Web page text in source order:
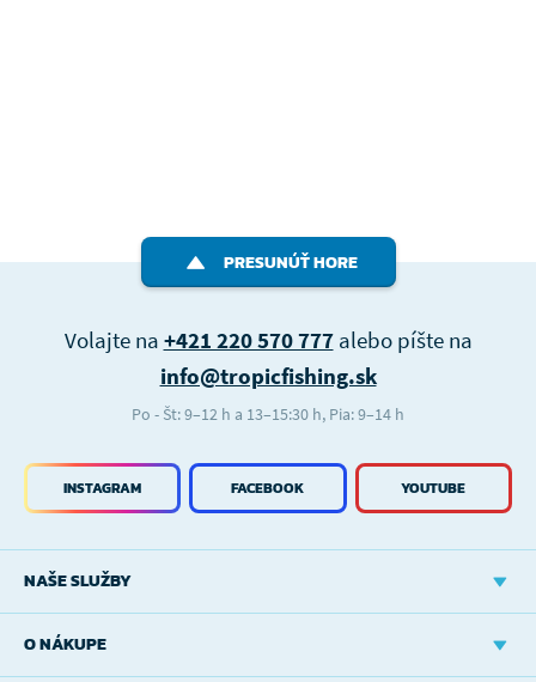
PRESUNÚŤ HORE
NAŠE SLUŽBY
O NÁKUPE
INSTAGRAM FACEBOOK YOUTUBE
Volajte na +421 220 570 777alebo píšte na
info@tropicfishing.sk
Po - Št: 9–12 h a 13–15:30 h, Pia: 9–14 h